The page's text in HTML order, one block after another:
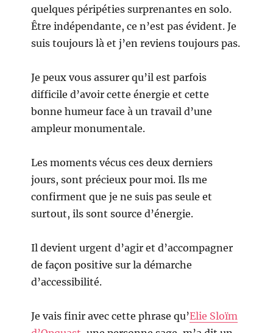
quelques péripéties surprenantes en solo.
Être indépendante, ce n’est pas évident. Je
suis toujours là et j’en reviens toujours pas.
Je peux vous assurer qu’il est parfois
difficile d’avoir cette énergie et cette
bonne humeur face à un travail d’une
ampleur monumentale.
Les moments vécus ces deux derniers
jours, sont précieux pour moi. Ils me
confirment que je ne suis pas seule et
surtout, ils sont source d’énergie.
Il devient urgent d’agir et d’accompagner
de façon positive sur la démarche
d’accessibilité.
Je vais finir avec cette phrase qu’Elie Sloïm